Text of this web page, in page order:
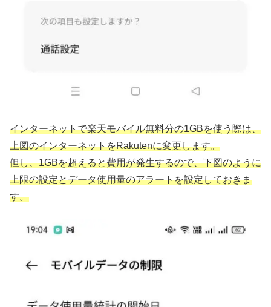
インターネットで楽天モバイル無料分の1GBを使う際は、
上図のインターネットをRakutenに変更します。
但し、1GBを超えると費用が発生するので、下図のように
上限の設定とデータ使用量のアラートを設定しておきま
す。